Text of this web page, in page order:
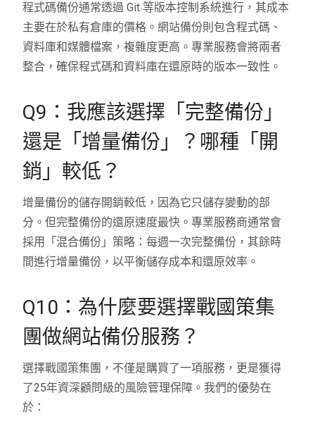
程式碼備份通常透過 Git 等版本控制系統進行，其成本
主要在於私有倉庫的價格。網站備份則包含程式碼、
資料庫和媒體檔案，複雜度更高。專業服務會將兩者
整合，確保程式碼和資料庫在還原時的版本一致性。
Q9：我應該選擇「完整備份」
還是「增量備份」？哪種「開
銷」較低？
增量備份的儲存開銷較低，因為它只儲存變動的部
分。但完整備份的還原速度最快。專業服務商通常會
採用「混合備份」策略：每週一次完整備份，其餘時
間進行增量備份，以平衡儲存成本和還原效率。
Q10：為什麼要選擇戰國策集
團做網站備份服務？
選擇戰國策集團，不僅是購買了一項服務，更是獲得
了25年資深顧問級的風險管理保障。我們的優勢在
於：